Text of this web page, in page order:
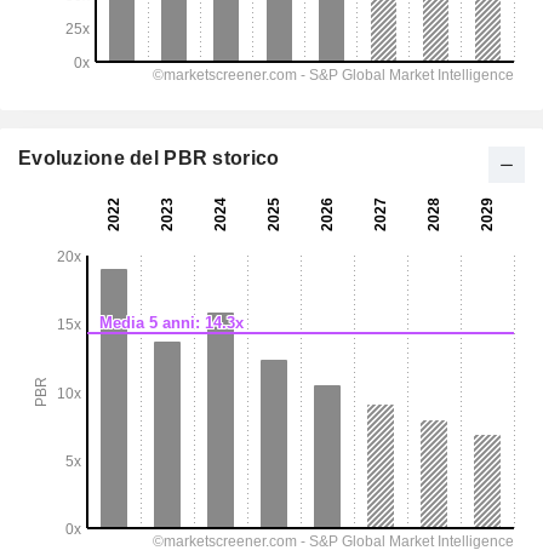
Evoluzione del PBR storico